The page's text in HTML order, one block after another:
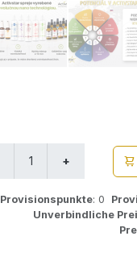
Provisionspunkte: 0
Unverbindliche